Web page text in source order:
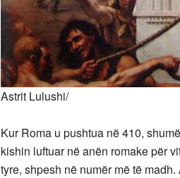
Astrit Lulushi/
Kur Roma u pushtua në 410,
kishin luftuar në anën romake për
tyre, shpesh në numër më të